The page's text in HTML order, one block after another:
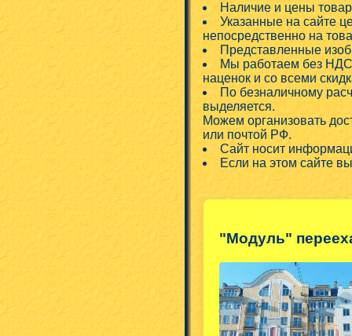
Наличие и цены
Указанные на сайте
непосредственно на
Представленные
Мы работаем без
наценок и со всеми
По безналичному
выделяется.
Можем организовать
или почтой РФ.
Сайт носит
Если на этом сайте
"Модуль"